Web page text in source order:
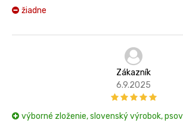
žiadne
Zákazník
6.9.2025
výborné zloženie, slovenský výrobok,